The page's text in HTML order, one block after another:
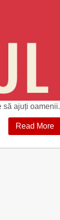
să ajuți oamenii.
Read More